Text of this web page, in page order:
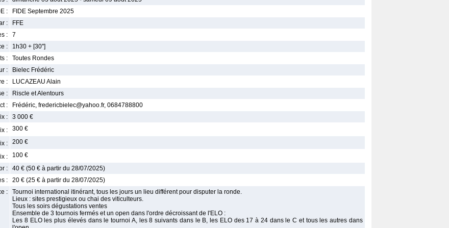
:
FIDE Septembre 2025
:
FFE
:
7
:
1h30 + [30'']
:
Toutes Rondes
:
Bielec Frédéric
:
LUCAZEAU Alain
:
Riscle et Alentours
:
Frédéric, fredericbielec@yahoo.fr, 0684788800
:
3 000 €
: 300 €
: 200 €
:
100 €
:
40 € (50 € à partir du 28/07/2025)
:
20 € (25 € à partir du 28/07/2025)
:
Tournoi international itinérant, tous les jours un lieu différent pour disputer la ronde.
Lieux : sites prestigieux ou chai des viticulteurs.
Tous les soirs dégustations ventes
Ensemble de 3 tournois fermés et un open dans l'ordre décroissant de l'ELO :
Les 8 ELO les plus élevés dans le tournoi A, les 8 suivants dans le B, les ELO des 17 à 24 dans le C et tous les autres dans